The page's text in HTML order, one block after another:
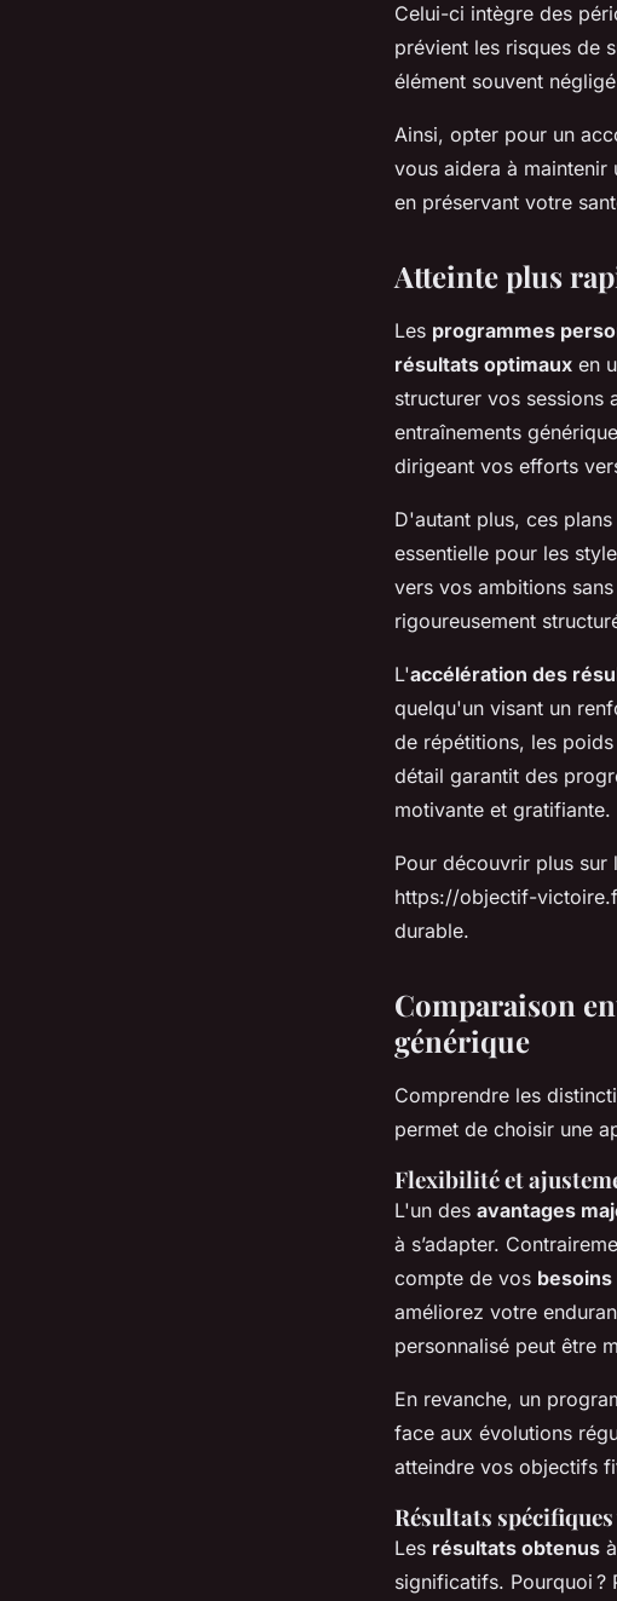
Celui-ci intègre des
prévient les risques de
élément souvent
Ainsi, opter pour un
vous aidera à
en préservant votre
Atteinte plus
Les programmes
résultats optimaux en
structurer vos sessions
entraînements
dirigeant vos efforts
D'autant plus, ces
essentielle pour les
vers vos ambitions
rigoureusement
L'accélération des
quelqu'un visant un
de répétitions, les
détail garantit des
motivante et gratifiante.
Pour découvrir plus
https://objectif-
durable.
Comparaison
générique
Comprendre les
permet de choisir une
Flexibilité et
L'un des avantages
à s’adapter.
compte de vos
améliorez votre
personnalisé peut être
En revanche, un
face aux évolutions
atteindre vos objectifs
Résultats
Les résultats obtenus
significatifs. Pourquoi ?